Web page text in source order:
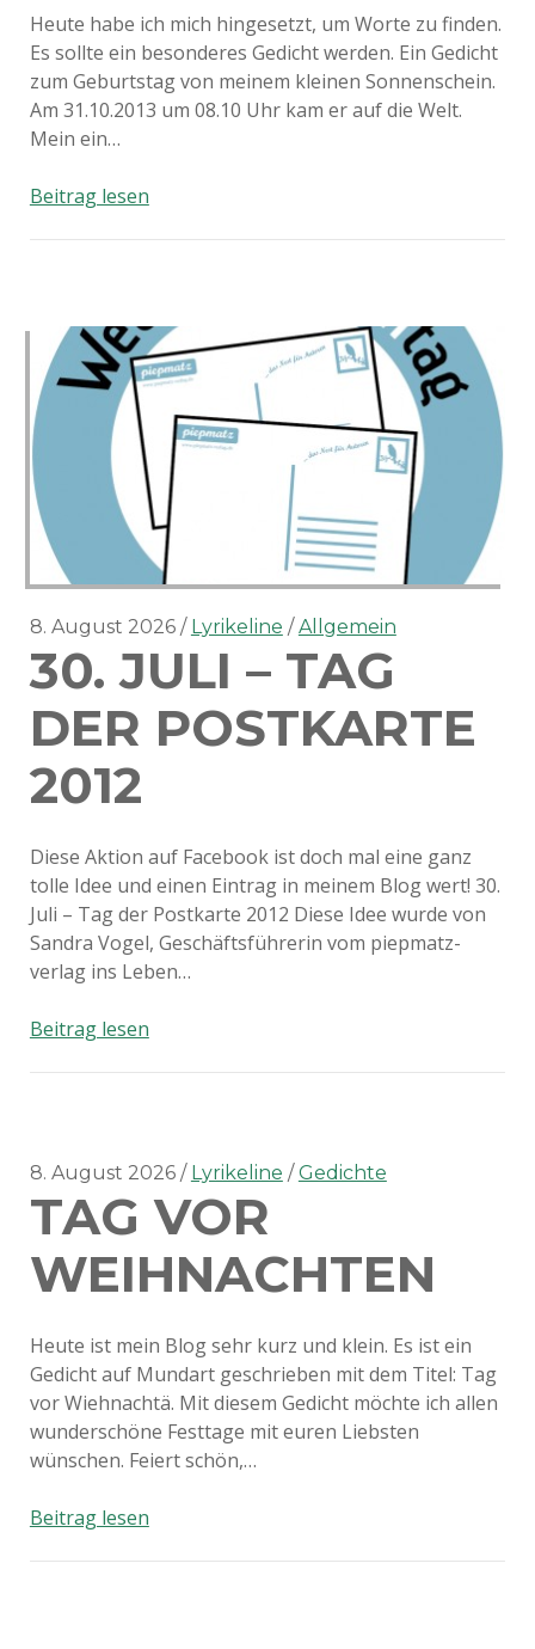
Heute habe ich mich hingesetzt, um Worte zu finden.
Es sollte ein besonderes Gedicht werden. Ein Gedicht
zum Geburtstag von meinem kleinen Sonnenschein.
Am 31.10.2013 um 08.10 Uhr kam er auf die Welt.
Mein ein…
Beitrag lesenHeute
8. August 2026 Lyrikeline Allgemein
30. JULI – TAG
DER POSTKARTE
2012
Diese Aktion auf Facebook ist doch mal eine ganz
tolle Idee und einen Eintrag in meinem Blog wert! 30.
Juli – Tag der Postkarte 2012 Diese Idee wurde von
Sandra Vogel, Geschäftsführerin vom piepmatz-
verlag ins Leben…
Beitrag lesen30.
Postkarte
2012
8. August 2026 Lyrikeline Gedichte
TAG VOR
WEIHNACHTEN
Heute ist mein Blog sehr kurz und klein. Es ist ein
Gedicht auf Mundart geschrieben mit dem Titel: Tag
vor Wiehnachtä. Mit diesem Gedicht möchte ich allen
wunderschöne Festtage mit euren Liebsten
wünschen. Feiert schön,…
Beitrag lesenTag